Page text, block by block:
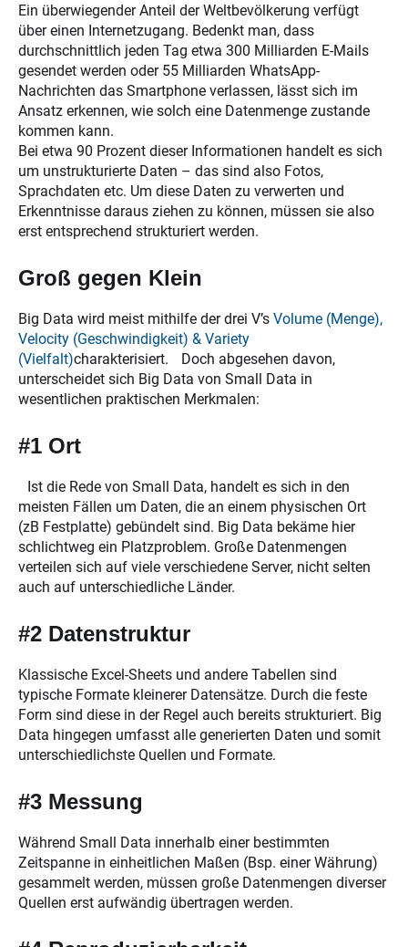
Ein überwiegender Anteil der Weltbevölkerung verfügt
über einen Internetzugang. Bedenkt man, dass
durchschnittlich jeden Tag etwa 300 Milliarden E-Mails
gesendet werden oder 55 Milliarden WhatsApp-
Nachrichten das Smartphone verlassen, lässt sich im
Ansatz erkennen, wie solch eine Datenmenge zustande
kommen kann.
Bei etwa 90 Prozent dieser Informationen handelt es sich
um unstrukturierte Daten – das sind also Fotos,
Sprachdaten etc. Um diese Daten zu verwerten und
Erkenntnisse daraus ziehen zu können, müssen sie also
erst entsprechend strukturiert werden.
Groß gegen Klein
Big Data wird meist mithilfe der drei V’s Volume (Menge),
Velocity (Geschwindigkeit) & Variety
(Vielfalt)charakterisiert. Doch abgesehen davon,
unterscheidet sich Big Data von Small Data in
wesentlichen praktischen Merkmalen:
#1 Ort
Ist die Rede von Small Data, handelt es sich in den
meisten Fällen um Daten, die an einem physischen Ort
(zB Festplatte) gebündelt sind. Big Data bekäme hier
schlichtweg ein Platzproblem. Große Datenmengen
verteilen sich auf viele verschiedene Server, nicht selten
auch auf unterschiedliche Länder.
#2 Datenstruktur
Klassische Excel-Sheets und andere Tabellen sind
typische Formate kleinerer Datensätze. Durch die feste
Form sind diese in der Regel auch bereits strukturiert. Big
Data hingegen umfasst alle generierten Daten und somit
unterschiedlichste Quellen und Formate.
#3 Messung
Während Small Data innerhalb einer bestimmten
Zeitspanne in einheitlichen Maßen (Bsp. einer Währung)
gesammelt werden, müssen große Datenmengen diverser
Quellen erst aufwändig übertragen werden.